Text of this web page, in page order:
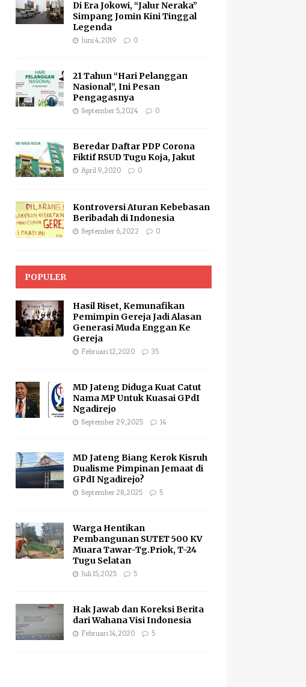
Di Era Jokowi, “Jalur Neraka”
Simpang Jomin Kini Tinggal
Legenda
Juni 4, 2019 0
21 Tahun “Hari Pelanggan
Nasional”, Ini Pesan
Pengagasnya
September 5, 2024 0
Beredar Daftar PDP Corona
Fiktif RSUD Tugu Koja, Jakut
April 9, 2020 0
Kontroversi Aturan Kebebasan
Beribadah di Indonesia
September 6, 2022 0
POPULER
Hasil Riset, Kemunafikan
Pemimpin Gereja Jadi Alasan
Generasi Muda Enggan Ke
Gereja
Februari 12, 2020 35
MD Jateng Diduga Kuat Catut
Nama MP Untuk Kuasai GPdI
Ngadirejo
September 29, 2025 14
MD Jateng Biang Kerok Kisruh
Dualisme Pimpinan Jemaat di
GPdI Ngadirejo?
September 28, 2025 5
Warga Hentikan
Pembangunan SUTET 500 KV
Muara Tawar-Tg.Priok, T-24
Tugu Selatan
Juli 15, 2025 5
Hak Jawab dan Koreksi Berita
dari Wahana Visi Indonesia
Februari 14, 2020 5